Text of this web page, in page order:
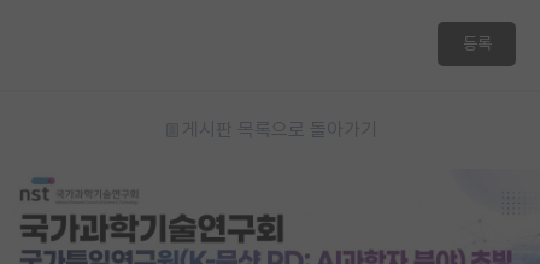
등록
게시판 목록으로 돌아가기